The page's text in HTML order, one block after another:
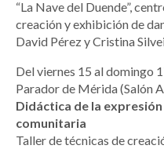
“La Nave del Duende”,
creación y exhibición de
David Pérez y Cristina
Del viernes 15 al domingo
Parador de Mérida (Salón
Didáctica de la
comunitaria
Taller de técnicas de